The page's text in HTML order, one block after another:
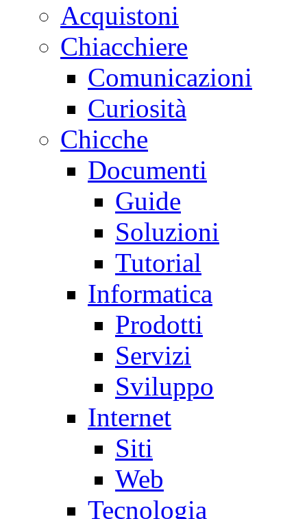
Acquistoni
Chiacchiere
Comunicazioni
Curiosità
Chicche
Documenti
Guide
Soluzioni
Tutorial
Informatica
Prodotti
Servizi
Sviluppo
Internet
Siti
Web
Tecnologia